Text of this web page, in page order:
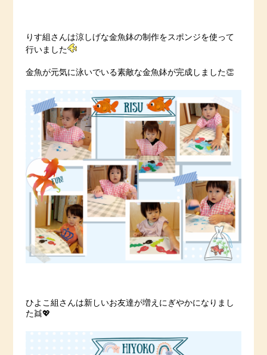
りす組さんは涼しげな金魚鉢の制作をスポンジを使って
行いました
金魚が元気に泳いでいる素敵な金魚鉢が完成しました👏
ひよこ組さんは新しいお友達が増えにぎやかになりまし
た👯💖